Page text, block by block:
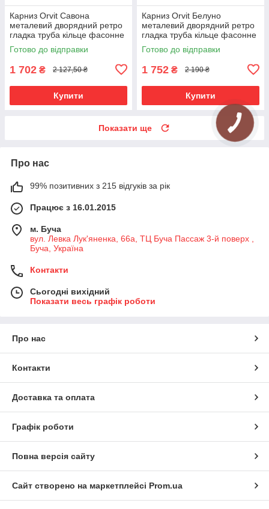
Карниз Orvit Савона
металевий дворядний ретро
гладка труба кільце фасонне
металеве Мідь 25\19 мм 160
см (00-00009967)
Готово до відправки
1 702 ₴ 2 127,50 ₴
Купити
Карниз Orvit Белуно
металевий дворядний ретро
гладка труба кільце фасонне
металеве Мідь 25\19 мм 160
см (00-00009937)
Готово до відправки
1 752 ₴ 2 190 ₴
Купити
Показати ще
Про нас
99% позитивних з 215 відгуків за рік
Працює з 16.01.2015
м. Буча
вул. Левка Лук'яненка, 66а, ТЦ Буча Пассаж 3-й поверх ,
Буча, Україна
Контакти
Сьогодні вихідний
Показати весь графік роботи
Про нас
Контакти
Доставка та оплата
Графік роботи
Повна версія сайту
Сайт створено на маркетплейсі Prom.ua